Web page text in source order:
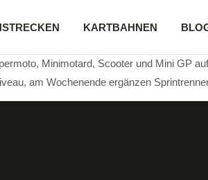
KARTBAHNEN
Minimotard, Scooter und Mini GP
am Wochenende ergänzen